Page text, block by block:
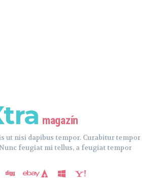
magazín
ut nisi dapibus tempor. Curabitur tempor
feugiat mi tellus, a feugiat tempor